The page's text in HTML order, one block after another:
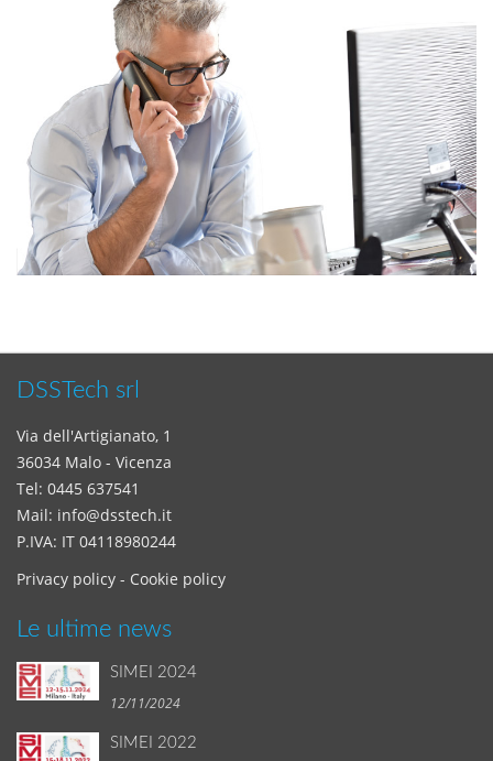
DSSTech srl
Via dell'Artigianato, 1
36034 Malo - Vicenza
Tel: 0445 637541
Mail: info@dsstech.it
P.IVA: IT 04118980244
Privacy policy - Cookie policy
Le ultime news
SIMEI 2024
12/11/2024
SIMEI 2022